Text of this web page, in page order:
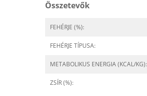
Összetevők
FEHÉRJE (%):
FEHÉRJE TÍPUSA:
METABOLIKUS ENERGIA (KCAL/KG):
ZSÍR (%):